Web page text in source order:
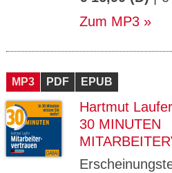
Zum MP3
MP3 PDF EPUB
Hartmut Laufer
30 MINUTEN